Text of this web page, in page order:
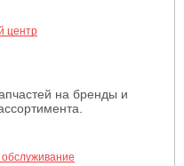
на бренды и